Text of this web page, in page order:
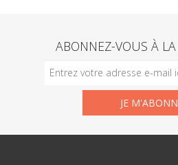
ABONNEZ-VOUS À LA